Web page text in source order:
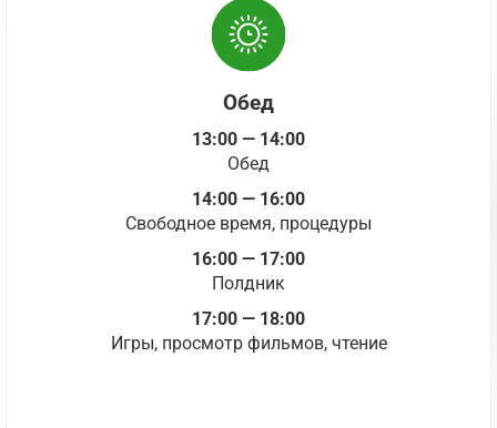
Обед
13:00 — 14:00
Обед
14:00 — 16:00
Свободное время, процедуры
16:00 — 17:00
Полдник
17:00 — 18:00
Игры, просмотр фильмов, чтение